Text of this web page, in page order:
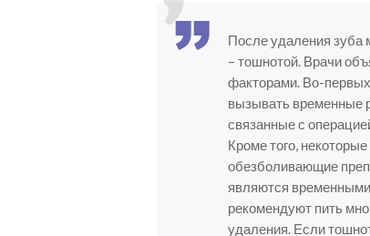
После удаления зуба
– тошнотой. Врачи
факторами. Во-
вызывать временные
связанные с
Кроме того,
обезболивающие
являются временными
рекомендуют пить
удаления. Если